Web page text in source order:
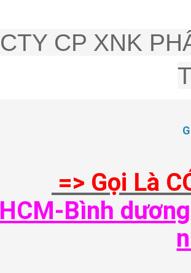
CTY CP XNK
=> Gọi Là
HCM-Bình